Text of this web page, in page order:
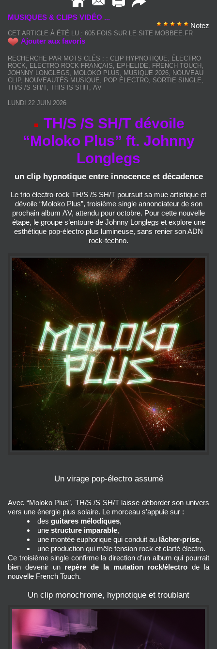
MUSIQUES & CLIPS VIDÉO ...
Notez
CET ARTICLE À ÉTÉ LU : 605 FOIS SUR LE SITE MOBBEE.FR
Ajouter aux favoris
RECHERCHE PAR MOTS CLÉS : : CLIP HYPNOTIQUE
ÉLECTRO
ROCK
ELECTRO ROCK FRANÇAIS EPHELIDE FRENCH TOUCH
JOHNNY LONGLEGS
MOLOKO PLUS MUSIQUE 2026 NOUVEAU
CLIP, NOUVEAUTÉS MUSIQUE POP ÉLECTRO SORTIE SINGLE
TH/S /S SH/T, THIS IS SHIT, ΛV
LUNDI 22 JUIN 2026
TH/S /S SH/T dévoile
“Moloko Plus” ft. Johnny
Longlegs
un clip hypnotique entre innocence et décadence
Le trio électro‑rock TH/S /S SH/T poursuit sa mue artistique et
dévoile “Moloko Plus”, troisième single annonciateur de son
prochain album ΛV, attendu pour octobre. Pour cette nouvelle
étape, le groupe s’entoure de Johnny Longlegs et explore une
esthétique pop‑électro plus lumineuse, sans renier son ADN
rock‑techno.
Un virage pop‑électro assumé
Avec “Moloko Plus”, TH/S /S SH/T laisse déborder son univers
vers une énergie plus solaire. Le morceau s’appuie sur :
des guitares mélodiques,
une structure imparable,
une montée euphorique qui conduit au lâcher‑prise,
une production qui mêle tension rock et clarté électro.
Ce troisième single confirme la direction d’un album qui pourrait
bien devenir un repère de la mutation rock/électro de la
nouvelle French Touch.
Un clip monochrome, hypnotique et troublant